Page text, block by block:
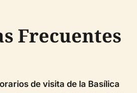
Frecuentes
de visita de la Basílica